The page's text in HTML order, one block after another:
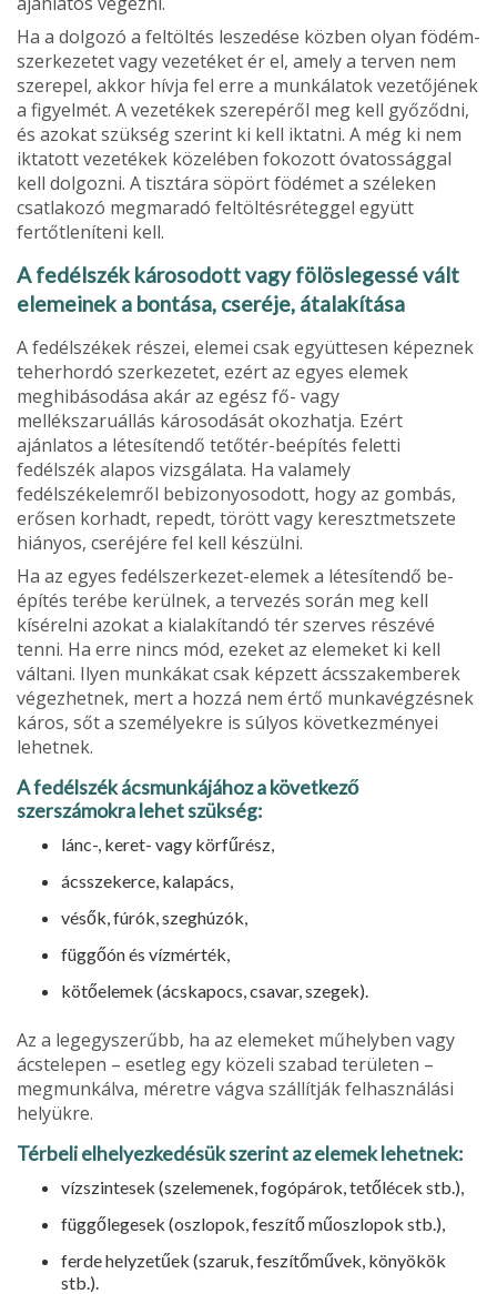
Ha a dolgozó a feltöltés leszedése közben olyan födém­
szerkezetet vagy vezetéket ér el, amely a terven nem
szerepel, akkor hívja fel erre a munkálatok vezetőjének
a figyelmét. A vezetékek szerepéről meg kell győződni,
és azokat szükség szerint ki kell iktatni. A még ki nem
iktatott vezetékek közelében fokozott óvatossággal
kell dolgozni. A tisztára söpört födémet a széleken
csatlakozó megmaradó feltöltésréteggel együtt
fertőtleníteni kell.
A fedélszék károsodott vagy fölöslegessé vált
elemeinek a bontása, cseréje, átalakítása
A fedélszékek részei, elemei csak együttesen képeznek
teherhordó szerkezetet, ezért az egyes elemek
meghibáso­dása akár az egész fő- vagy
mellékszaruállás károsodását okozhatja. Ezért
ajánlatos a létesítendő tetőtér-beépítés feletti
fedélszék alapos vizsgálata. Ha valamely
fedélszékelemről bebizonyosodott, hogy az gombás,
erősen korhadt, repedt, törött vagy keresztmetszete
hiányos, cseréjére fel kell készülni.
Ha az egyes fedélszerkezet-elemek a létesítendő be­
építés terébe kerülnek, a tervezés során meg kell
kísérelni azokat a kialakítandó tér szerves részévé
tenni. Ha erre nincs mód, ezeket az elemeket ki kell
váltani. Ilyen munkákat csak képzett ácsszakemberek
végezhet­nek, mert a hozzá nem értő munkavégzésnek
káros, sőt a személyekre is súlyos következményei
lehetnek.
A fedélszék ácsmunkájához a következő
szerszámokra lehet szükség:
lánc-, keret- vagy körfűrész,
ácsszekerce, kalapács,
vésők, fúrók, szeghúzók,
függőón és vízmérték,
kötőelemek (ácskapocs, csavar, szegek).
Az a legegyszerűbb, ha az elemeket műhelyben vagy
ácstelepen – esetleg egy közeli szabad területen –
meg­munkálva, méretre vágva szállítják felhasználási
helyükre.
Térbeli elhelyezkedésük szerint az elemek lehetnek:
vízszintesek (szelemenek, fogópárok, tetőlécek stb.),
függőlegesek (oszlopok, feszítő műoszlopok stb.),
ferde helyzetűek (szaruk, feszítőművek, könyökök
stb.).